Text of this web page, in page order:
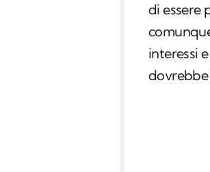
di essere
interessi
dovrebbe